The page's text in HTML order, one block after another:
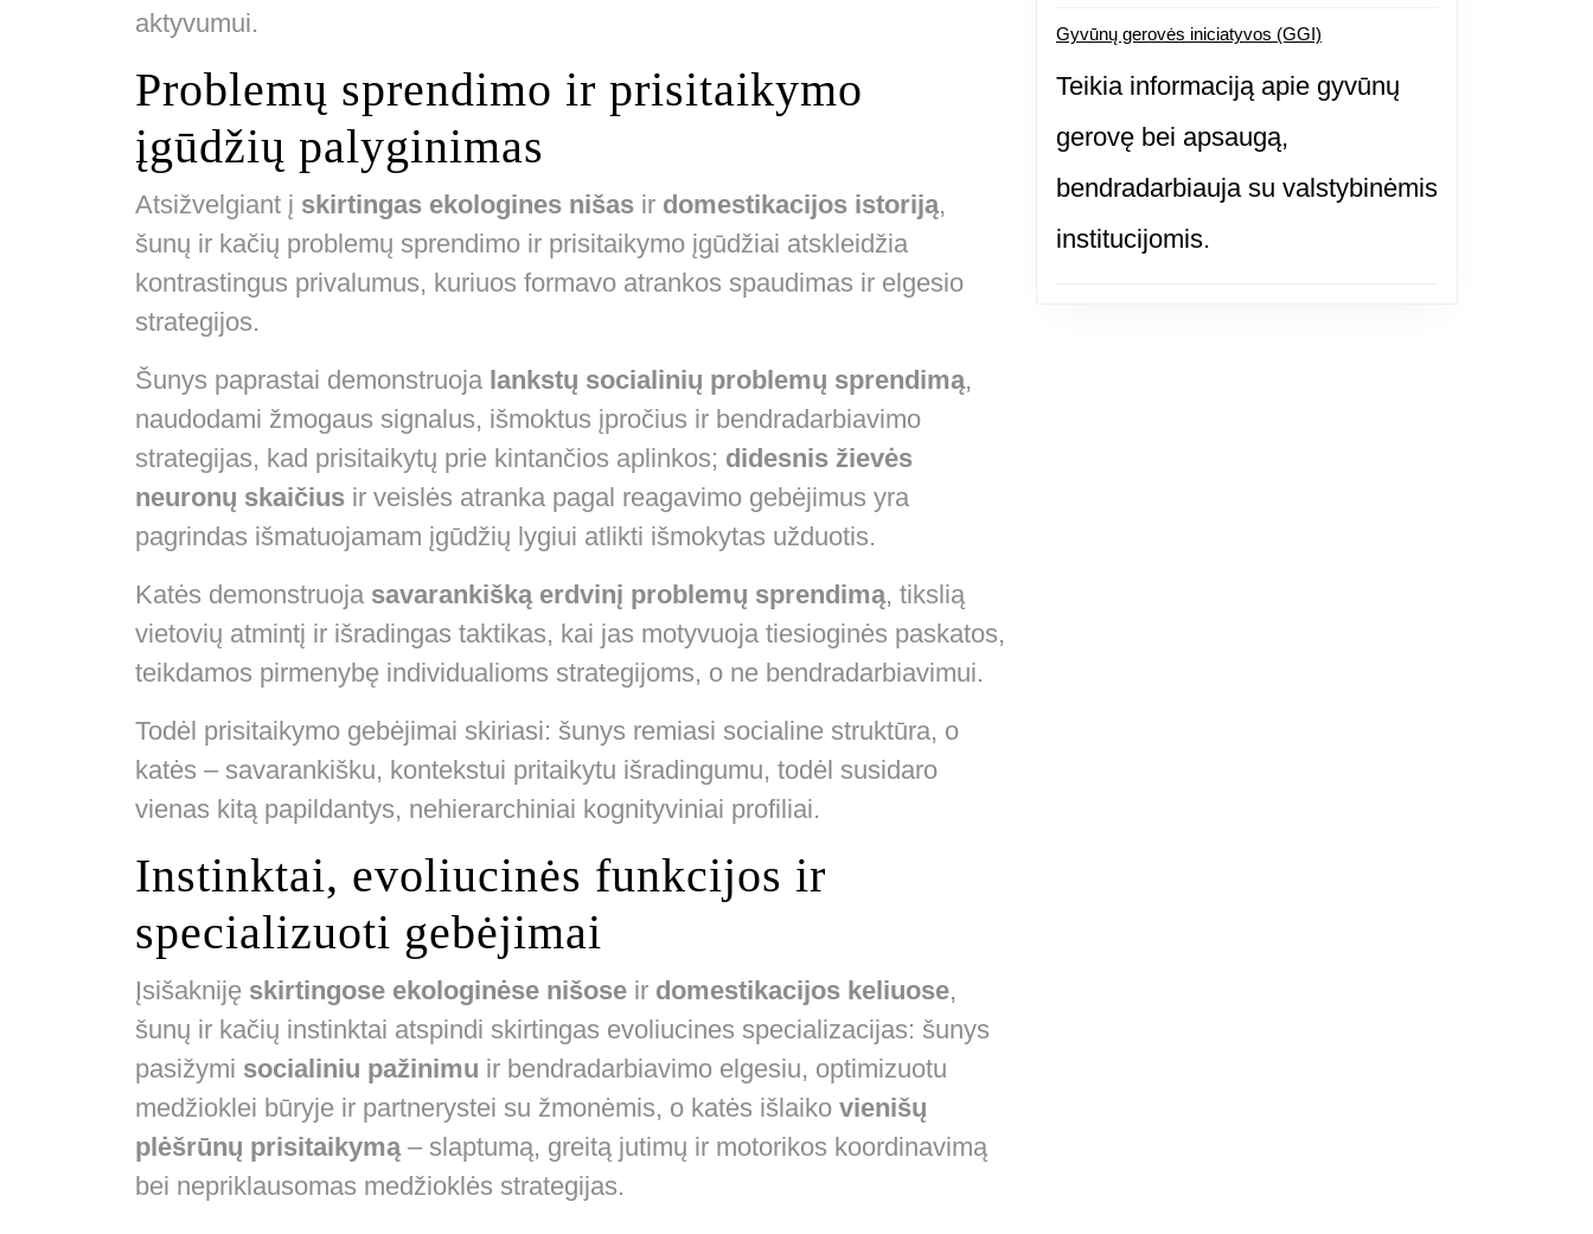
aktyvumui.
Problemų sprendimo ir prisitaikymo
įgūdžių palyginimas
Atsižvelgiant į skirtingas ekologines nišas ir domestikacijos istoriją,
šunų ir kačių problemų sprendimo ir prisitaikymo įgūdžiai atskleidžia
kontrastingus privalumus, kuriuos formavo atrankos spaudimas ir elgesio
strategijos.
Šunys paprastai demonstruoja lankstų socialinių problemų sprendimą,
naudodami žmogaus signalus, išmoktus įpročius ir bendradarbiavimo
strategijas, kad prisitaikytų prie kintančios aplinkos; didesnis žievės
neuronų skaičius ir veislės atranka pagal reagavimo gebėjimus yra
pagrindas išmatuojamam įgūdžių lygiui atlikti išmokytas užduotis.
Katės demonstruoja savarankišką erdvinį problemų sprendimą, tikslią
vietovių atmintį ir išradingas taktikas, kai jas motyvuoja tiesioginės paskatos,
teikdamos pirmenybę individualioms strategijoms, o ne bendradarbiavimui.
Todėl prisitaikymo gebėjimai skiriasi: šunys remiasi socialine struktūra, o
katės – savarankišku, kontekstui pritaikytu išradingumu, todėl susidaro
vienas kitą papildantys, nehierarchiniai kognityviniai profiliai.
Instinktai, evoliucinės funkcijos ir
specializuoti gebėjimai
Įsišakniję skirtingose ekologinėse nišose ir domestikacijos keliuose,
šunų ir kačių instinktai atspindi skirtingas evoliucines specializacijas: šunys
pasižymi socialiniu pažinimu ir bendradarbiavimo elgesiu, optimizuotu
medžioklei būryje ir partnerystei su žmonėmis, o katės išlaiko vienišų
plėšrūnų prisitaikymą– slaptumą, greitą jutimų ir motorikos koordinavimą
bei nepriklausomas medžioklės strategijas.
Gyvūnų gerovės iniciatyvos (GGI)
Teikia informaciją apie gyvūnų
gerovę bei apsaugą,
bendradarbiauja su valstybinėmis
institucijomis.